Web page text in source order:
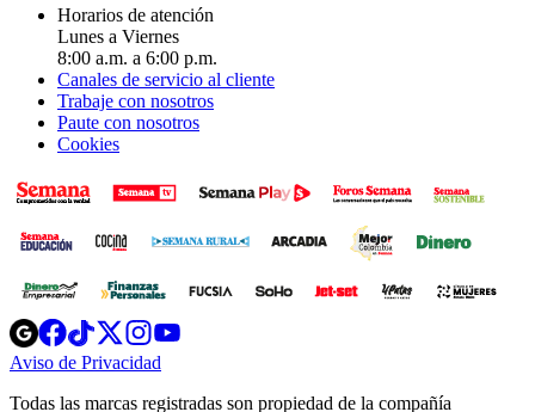
Horarios de atención
Lunes a Viernes
8:00 a.m. a 6:00 p.m.
Canales de servicio al cliente
Trabaje con nosotros
Paute con nosotros
Cookies
Opens
in
new
Opens
in
new
Opens
in
new
window
Opens
new
windowwindow
Aviso de Privacidad
new
Todas las marcas registradas son propiedad de la compañía